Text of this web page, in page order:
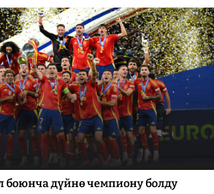
боюнча дүйнө чемпиону болду